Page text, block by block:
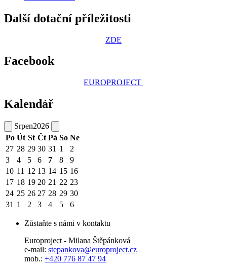
Další dotační příležitosti
ZDE
Facebook
EUROPROJECT
Kalendář
Srpen2026
Po Út St Čt Pá So Ne
27 28 29 30 31 1
2
3
4 5 6 7 8
9
10 11 12 13 14 15 16
17 18 19 20 21 22 23
24 25 26 27 28 29 30
31 1 2 3 4 5 6
Zůstaňte s námi v kontaktu
Europroject - Milana Štěpánková
e-mail: stepankova@europroject.cz
mob.: +420 776 87 47 94